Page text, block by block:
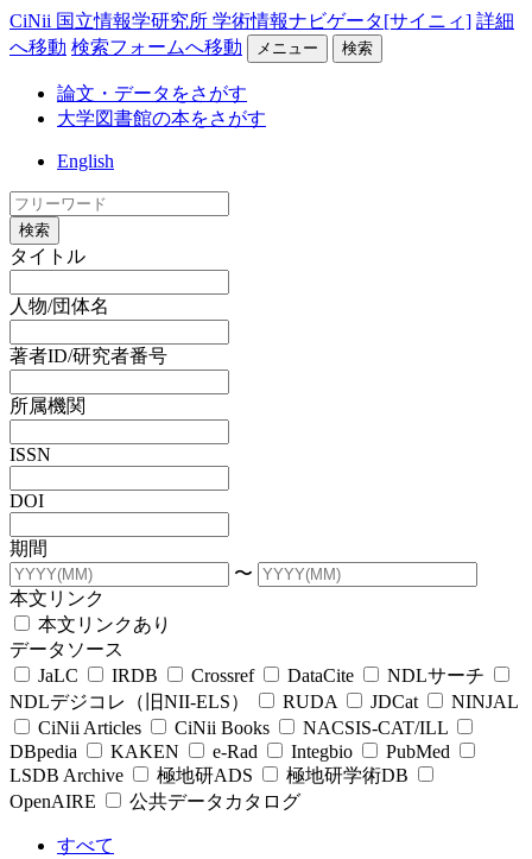
CiNii 国立情報学研究所 学術情報ナビゲータ[サイニィ] 詳細
へ移動 検索フォームへ移動 メニュー 検索
論文・データをさがす
大学図書館の本をさがす
English
検索
タイトル
人物/団体名
著者ID/研究者番号
所属機関
ISSN
DOI
期間
〜
本文リンク
本文リンクあり
データソース
JaLC
IRDB Crossref DataCite
NDLサーチ
NDLデジコレ（旧NII-ELS）
RUDA JDCat
NINJAL
CiNii Articles
CiNii Books
NACSIS-CAT/ILL
DBpedia
KAKEN e-Rad Integbio
PubMed
LSDB Archive
極地研ADS
極地研学術DB
OpenAIRE
公共データカタログ
すべて